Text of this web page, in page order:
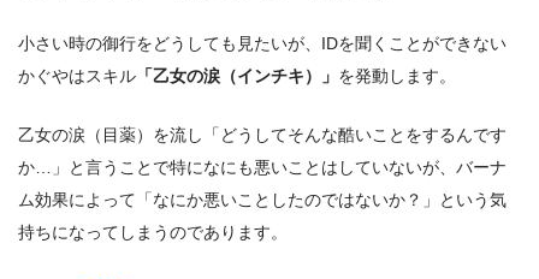
小さい時の御行をどうしても見たいが、IDを聞くことができない
かぐやはスキル 「乙女の涙（インチキ）」 を発動します。
乙女の涙（目薬）を流し「どうしてそんな酷いことをするんです
か…」と言うことで特になにも悪いことはしていないが、バーナ
ム効果によって「なにか悪いことしたのではないか？」という気
持ちになってしまうのであります。